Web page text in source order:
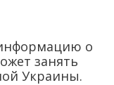
о
занять
Украины.